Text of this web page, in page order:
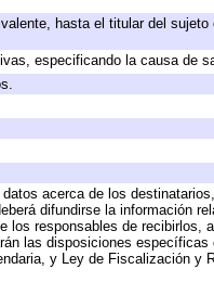
hasta el titular del
especificando la causa de
acerca de los
difundirse la información
responsables de recibirlos,
las disposiciones
y Ley de Fiscalización y